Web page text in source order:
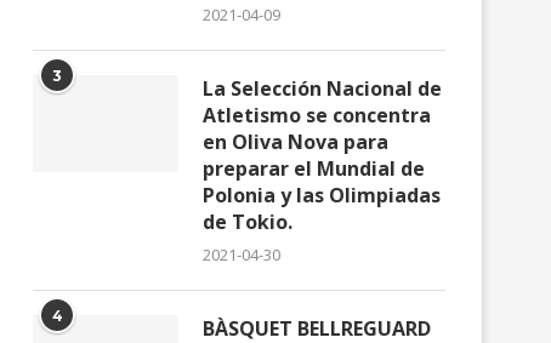
2021-04-09
3
La Selección Nacional de
Atletismo se concentra
en Oliva Nova para
preparar el Mundial de
Polonia y las Olimpiadas
de Tokio.
2021-04-30
4 BÀSQUET BELLREGUARD